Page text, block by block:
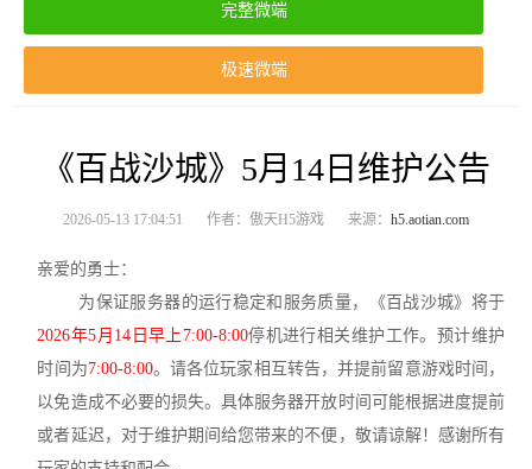
完整微端
极速微端
《百战沙城》5月14日维护公告
2026-05-13 17:04:51 作者：傲天H5游戏 来源： h5.aotian.com
亲爱的勇士：
为保证服务器的运行稳定和服务质量，《百战沙城》将于
2026年5月14日早上7:00-8:00停机进行相关维护工作。预计维护
时间为7:00-8:00。请各位玩家相互转告，并提前留意游戏时间，
以免造成不必要的损失。具体服务器开放时间可能根据进度提前
或者延迟，对于维护期间给您带来的不便，敬请谅解！感谢所有